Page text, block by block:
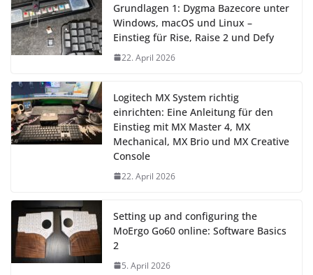
Grundlagen 1: Dygma Bazecore unter
Windows, macOS und Linux –
Einstieg für Rise, Raise 2 und Defy
22. April 2026
Logitech MX System richtig
einrichten: Eine Anleitung für den
Einstieg mit MX Master 4, MX
Mechanical, MX Brio und MX Creative
Console
22. April 2026
Setting up and configuring the
MoErgo Go60 online: Software Basics
2
5. April 2026